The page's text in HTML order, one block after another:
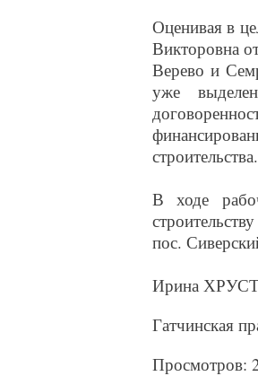
Оценивая в
Викторовна
Верево и
уже
строительства.
В ходе
пос.
Ирина
Гатчинская
Просмотров: